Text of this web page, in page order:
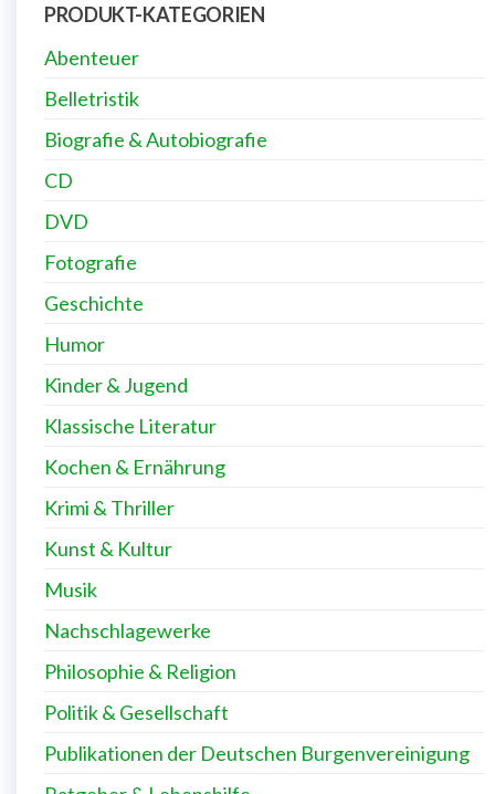
PRODUKT-KATEGORIEN
Abenteuer
Belletristik
Biografie & Autobiografie
CD
DVD
Fotografie
Geschichte
Humor
Kinder & Jugend
Klassische Literatur
Kochen & Ernährung
Krimi & Thriller
Kunst & Kultur
Musik
Nachschlagewerke
Philosophie & Religion
Politik & Gesellschaft
Publikationen der Deutschen Burgenvereinigung